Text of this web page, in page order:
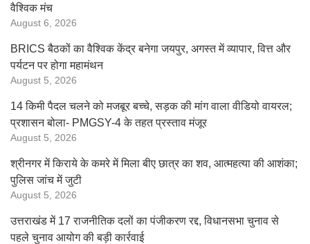
वैश्विक मंच
August 6, 2026
BRICS बैठकों का वैश्विक केंद्र बनेगा जयपुर, अगस्त में व्यापार, वित्त और
पर्यटन पर होगा महामंथन
August 5, 2026
14 किमी पैदल चलने को मजबूर बच्चे, सड़क की मांग वाला वीडियो वायरल;
प्रशासन बोला- PMGSY-4 के तहत प्रस्ताव मंजूर
August 5, 2026
श्रीनगर में किराये के कमरे में मिला बीए छात्र का शव, आत्महत्या की आशंका;
पुलिस जांच में जुटी
August 5, 2026
उत्तराखंड में 17 राजनीतिक दलों का पंजीकरण रद्द, विधानसभा चुनाव से
पहले चुनाव आयोग की बड़ी कार्रवाई